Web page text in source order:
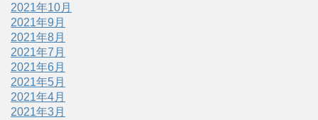
2021年10月
2021年9月
2021年8月
2021年7月
2021年6月
2021年5月
2021年4月
2021年3月